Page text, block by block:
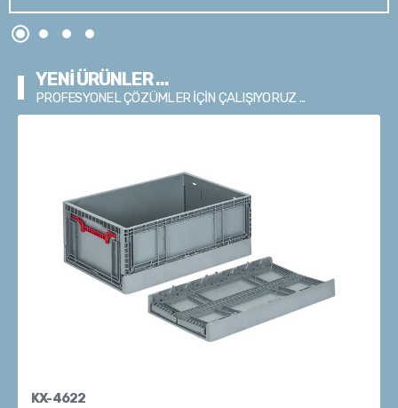
YENİ ÜRÜNLER ...
PROFESYONEL ÇÖZÜMLER İÇİN ÇALIŞIYORUZ ...
KX-4622